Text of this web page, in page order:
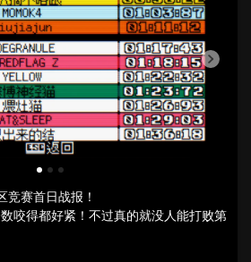
1 2 3
竞赛首日战报！
咬得都好紧！不过真的就没人能打败第